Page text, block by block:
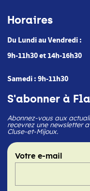
Horaires
Du Lundi au Vendredi :
9h-11h30 et 14h-16h30
Samedi : 9h-11h30
S'abonner à
Abonnez-vous aux
recevrez une newsletter
Cluse-et-Mijoux.
Votre e-mail